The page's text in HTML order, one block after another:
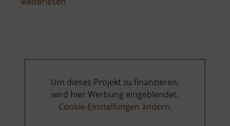
Um dieses Projekt zu finanzieren,
wird hier Werbung eingeblendet.
Cookie-Einstellungen ändern.